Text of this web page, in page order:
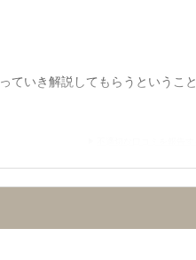
ていき解説してもらうということ
思います。